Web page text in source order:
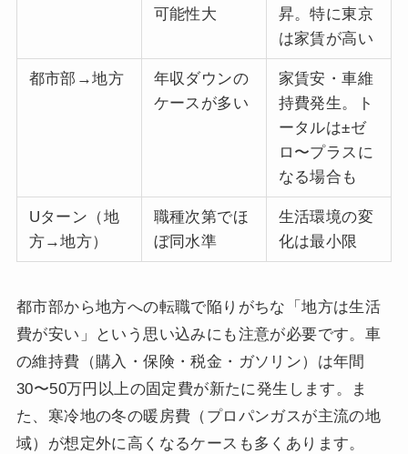
可能性大
昇。特に東京
は家賃が高い
都市部→地方
年収ダウンの
ケースが多い
家賃安・車維
持費発生。ト
ータルは±ゼ
ロ〜プラスに
なる場合も
Uターン（地
方→地方）
職種次第でほ
ぼ同水準
生活環境の変
化は最小限
都市部から地方への転職で陥りがちな「地方は生活
費が安い」という思い込みにも注意が必要です。車
の維持費（購入・保険・税金・ガソリン）は年間
30〜50万円以上の固定費が新たに発生します。ま
た、寒冷地の冬の暖房費（プロパンガスが主流の地
域）が想定外に高くなるケースも多くあります。